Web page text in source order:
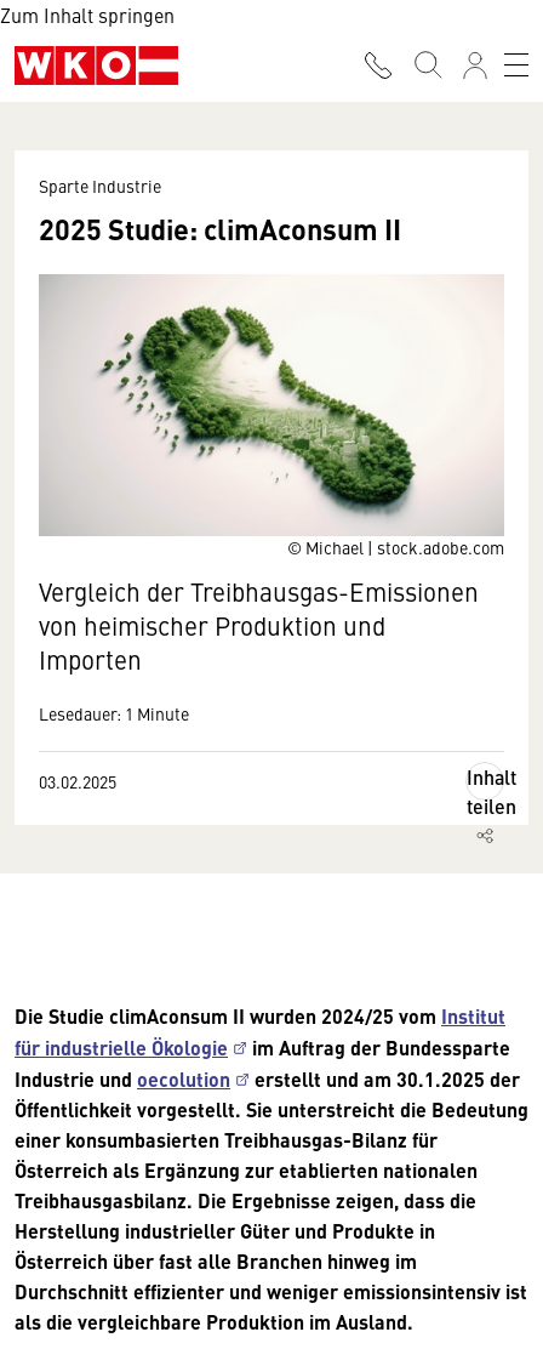
Zum Inhalt springen
© Michael | stock.adobe.com
Sparte Industrie
2025 Studie: climAconsum II
Vergleich der Treibhausgas-Emissionen
von heimischer Produktion und
Importen
Lesedauer: 1 Minute
03.02.2025
Inhalt
teilen
Die Studie climAconsum II wurden 2024/25 vom Institut
für industrielle Ökologie
im Auftrag der Bundessparte
Industrie und oecolution
erstellt und am 30.1.2025 der
Öffentlichkeit vorgestellt. Sie unterstreicht die Bedeutung
einer konsumbasierten Treibhausgas-Bilanz für
Österreich als Ergänzung zur etablierten nationalen
Treibhausgasbilanz. Die Ergebnisse zeigen, dass die
Herstellung industrieller Güter und Produkte in
Österreich über fast alle Branchen hinweg im
Durchschnitt effizienter und weniger emissionsintensiv ist
als die vergleichbare Produktion im Ausland.